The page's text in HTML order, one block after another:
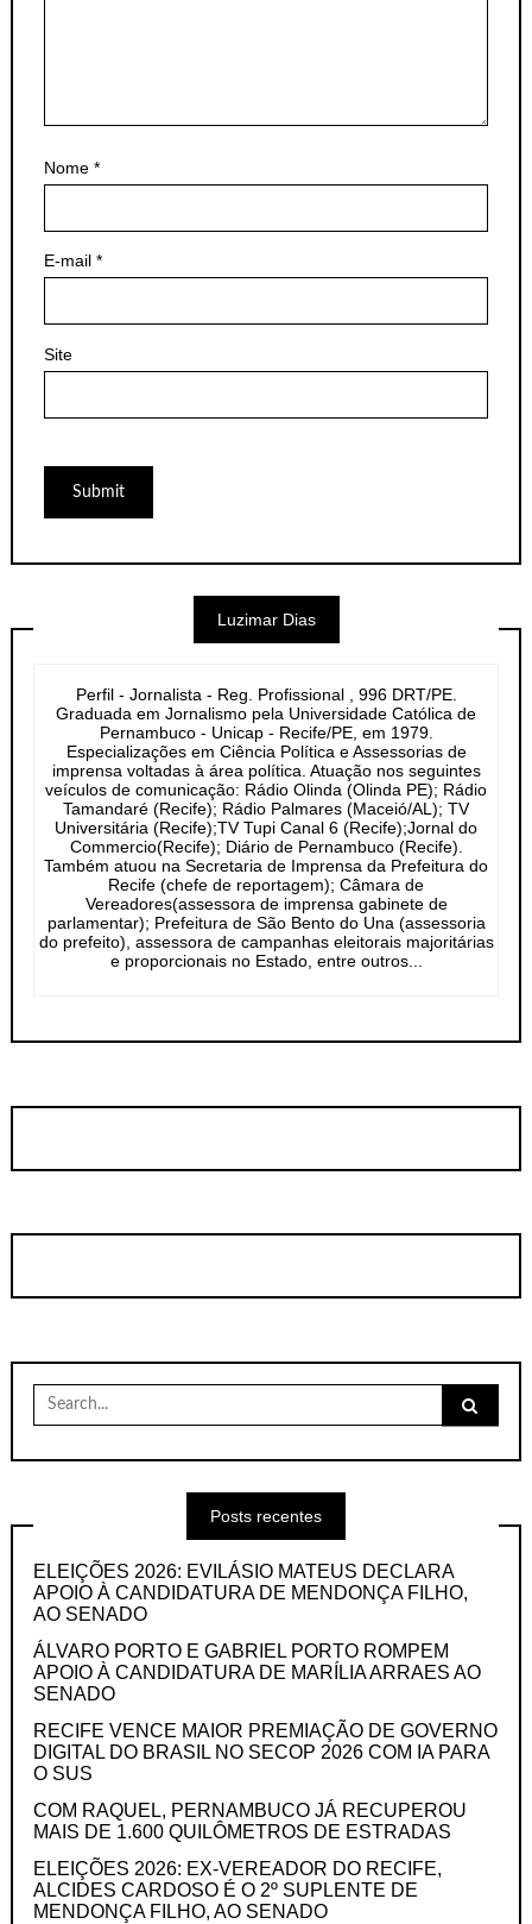
Nome *
E-mail *
Site
Luzimar Dias
Perfil - Jornalista - Reg. Profissional , 996 DRT/PE.
Graduada em Jornalismo pela Universidade Católica de
Pernambuco - Unicap - Recife/PE, em 1979.
Especializações em Ciência Política e Assessorias de
imprensa voltadas à área política. Atuação nos seguintes
veículos de comunicação: Rádio Olinda (Olinda PE); Rádio
Tamandaré (Recife); Rádio Palmares (Maceió/AL); TV
Universitária (Recife);TV Tupi Canal 6 (Recife);Jornal do
Commercio(Recife); Diário de Pernambuco (Recife).
Também atuou na Secretaria de Imprensa da Prefeitura do
Recife (chefe de reportagem); Câmara de
Vereadores(assessora de imprensa gabinete de
parlamentar); Prefeitura de São Bento do Una (assessoria
do prefeito), assessora de campanhas eleitorais majoritárias
e proporcionais no Estado, entre outros...
Search
for:
Posts recentes
ELEIÇÕES 2026: EVILÁSIO MATEUS DECLARA
APOIO À CANDIDATURA DE MENDONÇA FILHO,
AO SENADO
ÁLVARO PORTO E GABRIEL PORTO ROMPEM
APOIO À CANDIDATURA DE MARÍLIA ARRAES AO
SENADO
RECIFE VENCE MAIOR PREMIAÇÃO DE GOVERNO
DIGITAL DO BRASIL NO SECOP 2026 COM IA PARA
O SUS
COM RAQUEL, PERNAMBUCO JÁ RECUPEROU
MAIS DE 1.600 QUILÔMETROS DE ESTRADAS
ELEIÇÕES 2026: EX-VEREADOR DO RECIFE,
ALCIDES CARDOSO É O 2º SUPLENTE DE
MENDONÇA FILHO, AO SENADO